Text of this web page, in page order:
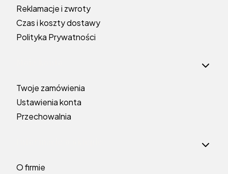
Reklamacje i zwroty
Czas i koszty dostawy
Polityka Prywatności
Twoje zamówienia
Ustawienia konta
Przechowalnia
O firmie